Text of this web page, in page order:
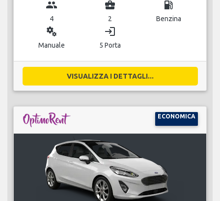
group
4
business_center
2
local_gas_station
Benzina
miscellaneous_services
Manuale
login
5 Porta
VISUALIZZA I DETTAGLI...
ECONOMICA